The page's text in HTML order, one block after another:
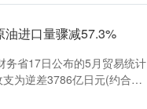
油进口量骤减57.3%
务省17日公布的5月贸易统计
为逆差3786亿日元(约合人